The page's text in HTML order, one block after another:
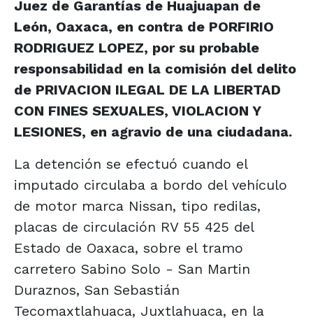
Juez de Garantías de Huajuapan de
León, Oaxaca, en contra de PORFIRIO
RODRIGUEZ LOPEZ, por su probable
responsabilidad en la comisión del delito
de PRIVACION ILEGAL DE LA LIBERTAD
CON FINES SEXUALES, VIOLACION Y
LESIONES, en agravio de una ciudadana.
La detención se efectuó cuando el
imputado circulaba a bordo del vehículo
de motor marca Nissan, tipo redilas,
placas de circulación RV 55 425 del
Estado de Oaxaca, sobre el tramo
carretero Sabino Solo - San Martin
Duraznos, San Sebastián
Tecomaxtlahuaca, Juxtlahuaca, en la